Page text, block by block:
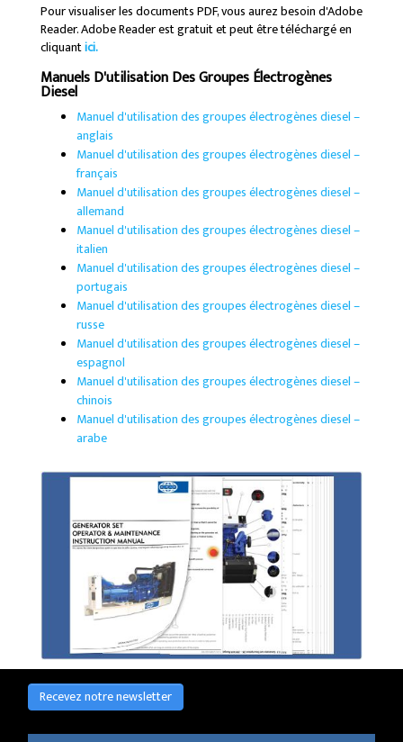
Pour visualiser les documents PDF, vous aurez besoin d'Adobe
Reader. Adobe Reader est gratuit et peut être téléchargé en
cliquantici.
Manuels D'utilisation Des Groupes Électrogènes
Diesel
Manuel d'utilisation des groupes électrogènes diesel –
anglais
Manuel d'utilisation des groupes électrogènes diesel –
français
Manuel d'utilisation des groupes électrogènes diesel –
allemand
Manuel d'utilisation des groupes électrogènes diesel –
italien
Manuel d'utilisation des groupes électrogènes diesel –
portugais
Manuel d'utilisation des groupes électrogènes diesel –
russe
Manuel d'utilisation des groupes électrogènes diesel –
espagnol
Manuel d'utilisation des groupes électrogènes diesel –
chinois
Manuel d'utilisation des groupes électrogènes diesel –
arabe
Recevez notre newsletter